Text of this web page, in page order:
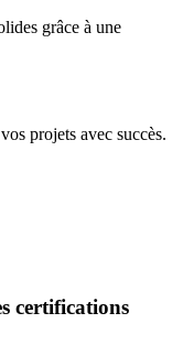
grâce à une
projets avec succès.
certifications